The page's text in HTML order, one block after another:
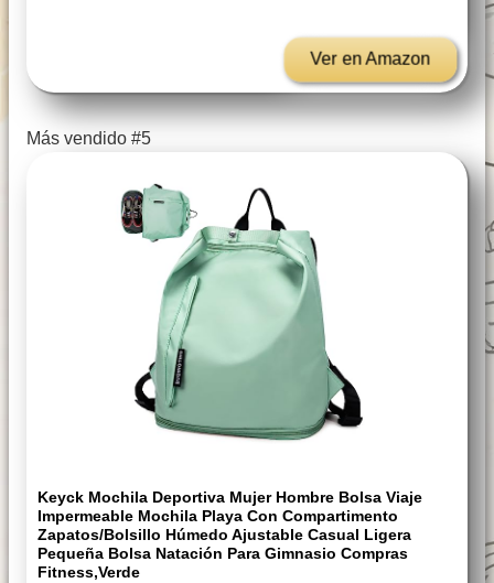
Ver en Amazon
Más vendido #5
Keyck Mochila Deportiva Mujer Hombre Bolsa Viaje
Impermeable Mochila Playa Con Compartimento
Zapatos/Bolsillo Húmedo Ajustable Casual Ligera
Pequeña Bolsa Natación Para Gimnasio Compras
Fitness,Verde